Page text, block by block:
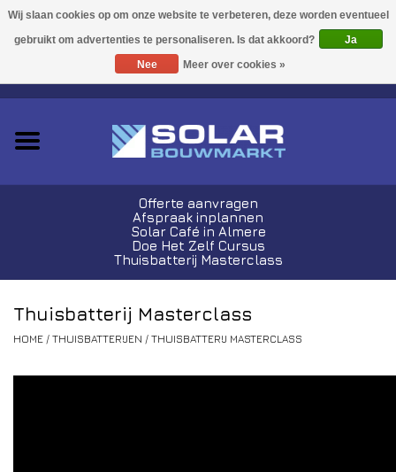
0 Artikelen - €0,00
Acties!
Kabels en Stekkers
Offerte aanvragen
Afspraak inplannen
Solar Café in Almere
Doe Het Zelf Cursus
Thuisbatterij Masterclass
Thuisbatterij Masterclass
HOME / THUISBATTERIJEN / THUISBATTERIJ MASTERCLASS
Ja
Nee
Meer over cookies »